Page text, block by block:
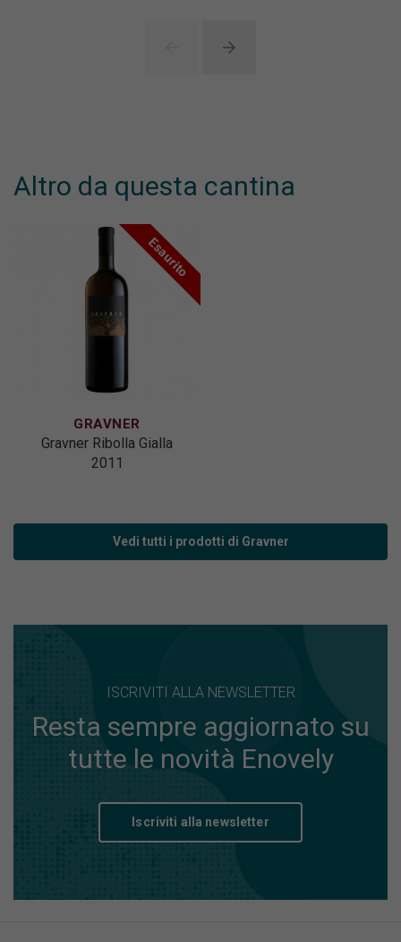
Altro da questa cantina
Esaurito
GRAVNER
Gravner Ribolla Gialla
2011
Vedi tutti i prodotti di Gravner
ISCRIVITI ALLA NEWSLETTER
Resta sempre aggiornato su
tutte le novità Enovely
Iscriviti alla newsletter